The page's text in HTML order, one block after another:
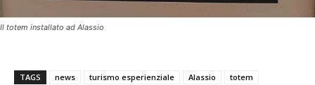
Il totem installato ad Alassio
TAGS news turismo esperienziale Alassio
totem